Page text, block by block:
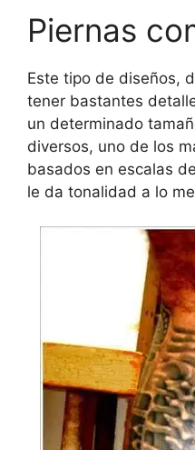
Piernas
Este tipo de diseños,
tener bastantes
un determinado
diversos, uno de los
basados en escalas
le da tonalidad a lo